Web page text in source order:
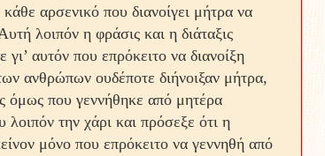
αρσενικό που διανοίγει μήτρα να
λοιπόν η φράσις και η διάταξις
αυτόν που επρόκειτο να διανοίξη
ανθρώπων ουδέ­ποτε διήνοιξαν μήτρα,
όμως που γεννήθηκε από μητέρα
την χάρι και πρόσεξε ότι η
μόνο που επρόκειτο να γεννηθή από